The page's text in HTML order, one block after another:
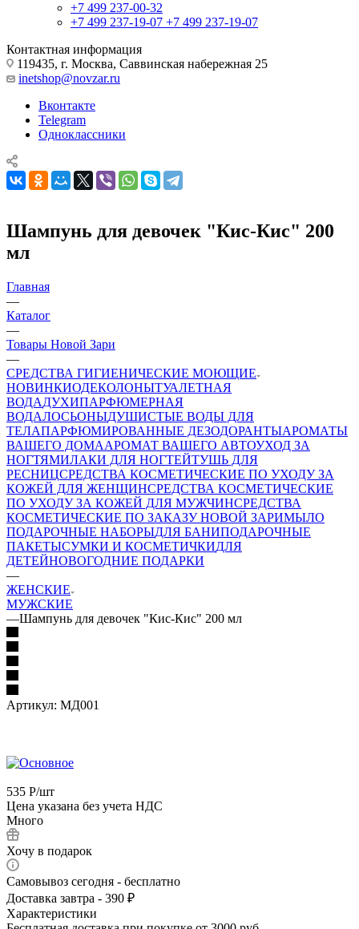
+7 499 237-00-32
+7 499 237-19-07 +7 499 237-19-07
Контактная информация
119435, г. Москва, Саввинская набережная 25
inetshop@novzar.ru
Вконтакте
Telegram
Одноклассники
Шампунь для девочек "Кис-Кис" 200
мл
Главная
—
Каталог
—
Товары Новой Зари
—
СРЕДСТВА ГИГИЕНИЧЕСКИЕ МОЮЩИЕ
НОВИНКИОДЕКОЛОНЫТУАЛЕТНАЯ
ВОДАДУХИПАРФЮМЕРНАЯ
ВОДАЛОСЬОНЫДУШИСТЫЕ ВОДЫ ДЛЯ
ТЕЛАПАРФЮМИРОВАННЫЕ ДЕЗОДОРАНТЫАРОМАТЫ
ВАШЕГО ДОМААРОМАТ ВАШЕГО АВТОУХОД ЗА
НОГТЯМИЛАКИ ДЛЯ НОГТЕЙТУШЬ ДЛЯ
РЕСНИЦСРЕДСТВА КОСМЕТИЧЕСКИЕ ПО УХОДУ ЗА
КОЖЕЙ ДЛЯ ЖЕНЩИНСРЕДСТВА КОСМЕТИЧЕСКИЕ
ПО УХОДУ ЗА КОЖЕЙ ДЛЯ МУЖЧИНСРЕДСТВА
КОСМЕТИЧЕСКИЕ ПО ЗАКАЗУ НОВОЙ ЗАРИМЫЛО
ПОДАРОЧНЫЕ НАБОРЫДЛЯ БАНИПОДАРОЧНЫЕ
ПАКЕТЫСУМКИ И КОСМЕТИЧКИДЛЯ
ДЕТЕЙНОВОГОДНИЕ ПОДАРКИ
—
ЖЕНСКИЕ
МУЖСКИЕ
—Шампунь для девочек "Кис-Кис" 200 мл
Артикул: МД001
535 Р/шт
Цена указана без учета НДС
Много
Хочу в подарок
Самовывоз сегодня - бесплатно
Доставка завтра - 390 ₽
Характеристики